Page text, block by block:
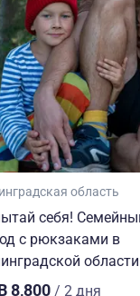
и яркими
Сейменский
хорошо
Мы уезжали с
вернуться
область
себя!
с рюкзаками в
области
8,800 / 2 дня